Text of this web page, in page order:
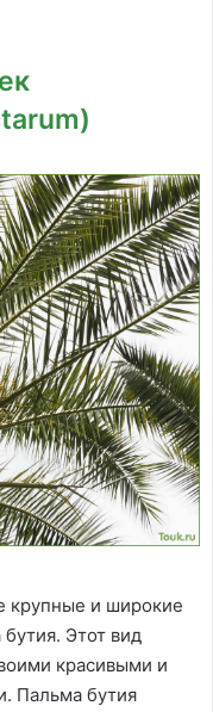
крупные и широкие
Этот вид
красивыми и
Пальма бутия